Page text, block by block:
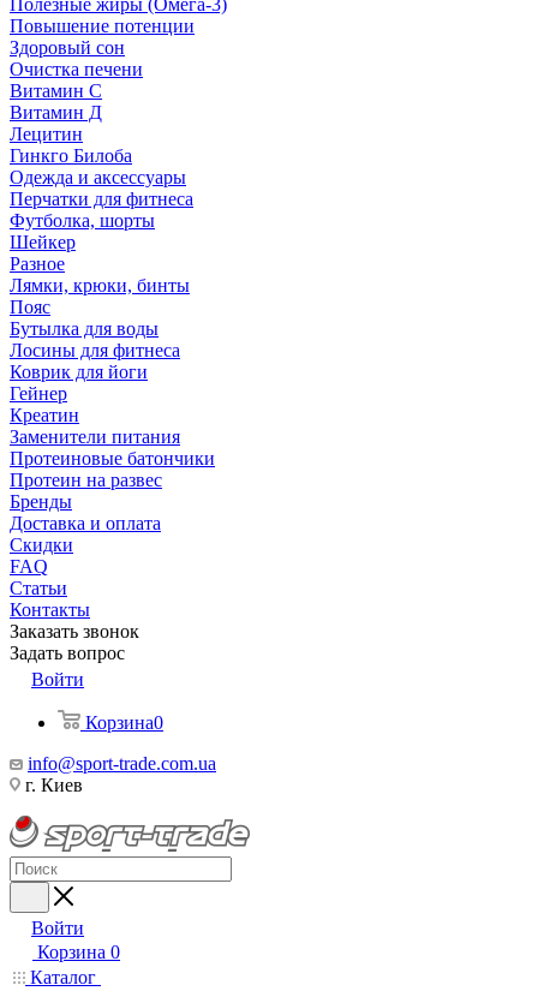
Полезные жиры (Омега-3)
Повышение потенции
Здоровый сон
Очистка печени
Витамин С
Витамин Д
Лецитин
Гинкго Билоба
Одежда и аксессуары
Перчатки для фитнеса
Футболка, шорты
Шейкер
Разное
Лямки, крюки, бинты
Пояс
Бутылка для воды
Лосины для фитнеса
Коврик для йоги
Гейнер
Креатин
Заменители питания
Протеиновые батончики
Протеин на развес
Бренды
Доставка и оплата
Скидки
FAQ
Статьи
Контакты
Заказать звонок
Задать вопрос
Войти
Корзина0
info@sport-trade.com.ua
г. Киев
Войти
Корзина 0
Каталог